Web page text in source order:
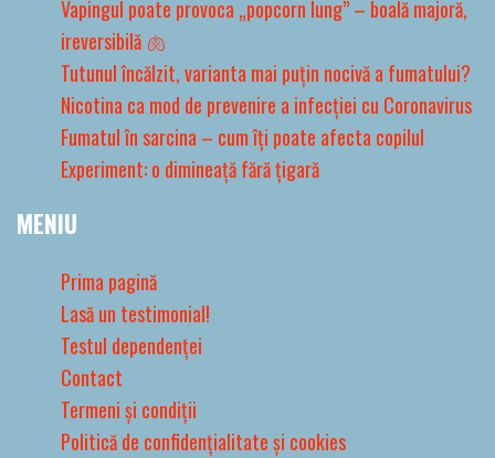
Vapingul poate provoca „popcorn lung” – boală majoră,
ireversibilă 🫁
Tutunul încălzit, varianta mai puțin nocivă a fumatului?
Nicotina ca mod de prevenire a infecției cu Coronavirus
Fumatul în sarcina – cum îți poate afecta copilul
Experiment: o dimineață fără țigară
MENIU
Prima pagină
Lasă un testimonial!
Testul dependenței
Contact
Termeni și condiții
Politică de confidențialitate și cookies